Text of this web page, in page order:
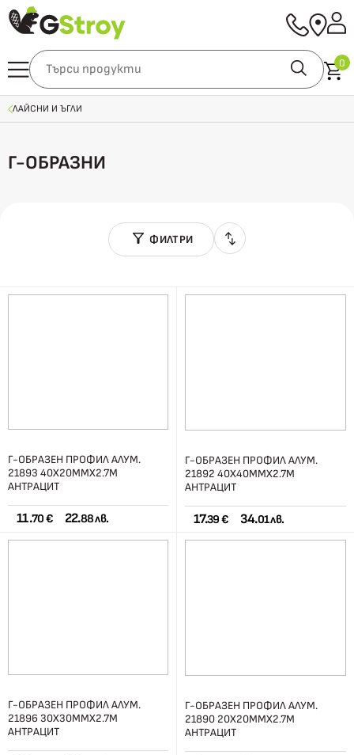
0
ЛАЙСНИ И ЪГЛИ
Г-ОБРАЗНИ
ФИЛТРИ
Г-ОБРАЗЕН ПРОФИЛ АЛУМ.
21893 40Х20ММХ2.7М
АНТРАЦИТ
11.70 € 22.88 лв.
Г-ОБРАЗЕН ПРОФИЛ АЛУМ.
21892 40Х40ММХ2.7М
АНТРАЦИТ
17.39 € 34.01 лв.
Г-ОБРАЗЕН ПРОФИЛ АЛУМ.
21896 30Х30ММХ2.7М
АНТРАЦИТ
Г-ОБРАЗЕН ПРОФИЛ АЛУМ.
21890 20Х20ММХ2.7М
АНТРАЦИТ